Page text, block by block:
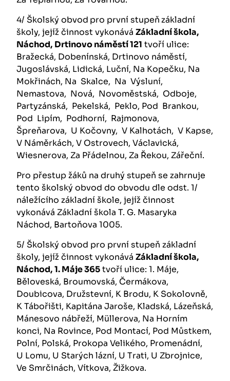
4/ Školský obvod pro první stupeňzákladní
školy, jejíž činnost vykonává Základní škola,
Náchod, Drtinovo náměstí 121 tvoří ulice:
Bražecká, Dobenínská, Drtinovo náměstí,
Jugoslávská, Lidická, Luční, Na Kopečku, Na
Mokřinách, Na Skalce, Na Výsluní,
Nemastova, Nová, Novoměstská, Odboje,
Partyzánská, Pekelská, Peklo, Pod Brankou,
Pod Lipím, Podhorní, Rajmonova,
Špreňarova, U Kočovny, V Kalhotách, V Kapse,
V Náměrkách, V Ostrovech, Václavická,
Wiesnerova, Za Přádelnou, Za Řekou, Zářeční.
Pro přestup žáků na druhý stupeň se zahrnuje
tento školský obvod do obvodu dle odst. 1/
náležícího základní škole, jejíž činnost
vykonává Základní škola T. G. Masaryka
Náchod, Bartoňova 1005.
5/ Školský obvod pro první stupeň základní
školy, jejíž činnost vykonává Základní škola,
Náchod,1. Máje 365tvoří ulice: 1. Máje,
Běloveská, Broumovská, Čermákova,
Doubicova, Družstevní, K Brodu, K Sokolovně,
K Tábořišti, Kapitána Jaroše, Kladská, Lázeňská,
Mánesovo nábřeží, Müllerova, Na Horním
konci, Na Rovince, Pod Montací, Pod Můstkem,
Polní, Polská, Prokopa Velikého, Promenádní,
U Lomu, U Starých lázní, U Trati, U Zbrojnice,
Ve Smrčinách, Vítkova, Žižkova.